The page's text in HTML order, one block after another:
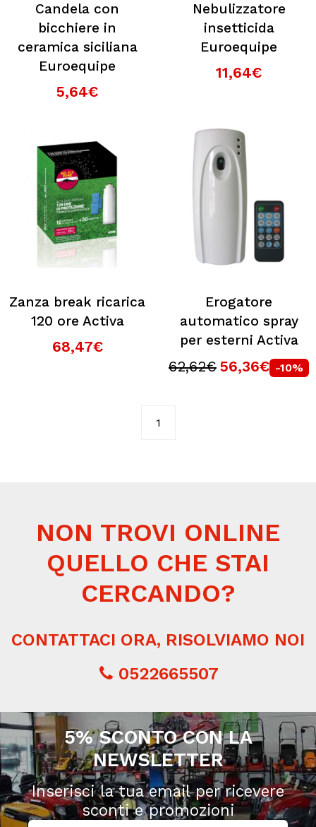
Candela con
bicchiere in
ceramica siciliana
Euroequipe
5,64€
Nebulizzatore
insetticida
Euroequipe
11,64€
Zanza break ricarica
120 ore Activa
68,47€
Erogatore
automatico spray
per esterni Activa
62,62€ 56,36€ -10%
1
NON TROVI ONLINE
QUELLO CHE STAI
CERCANDO?
CONTATTACI ORA, RISOLVIAMO NOI
0522665507
5% SCONTO CON LA
NEWSLETTER
Inserisci la tua email per ricevere
sconti e promozioni